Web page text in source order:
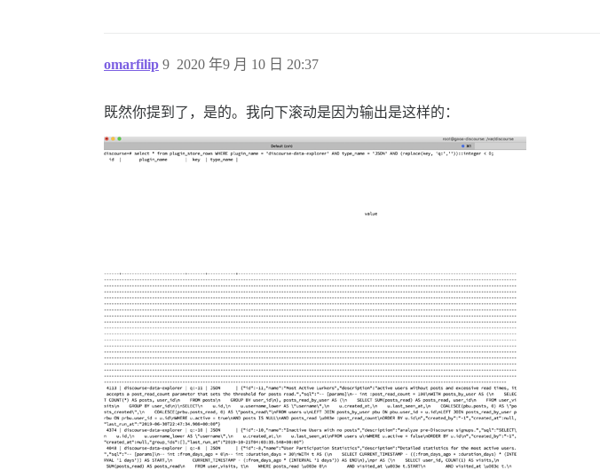
omarfilip 2020 年9 月 10 日 20:37
9
既然你提到了，是的。我向下滚动是因为输出是这样的：